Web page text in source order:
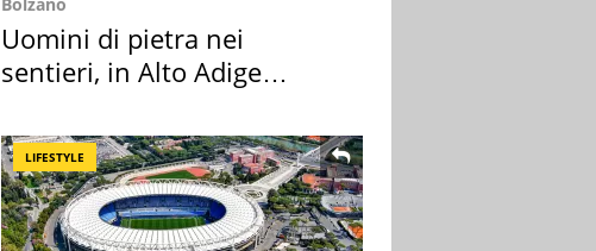
Uomini di pietra nei
sentieri, in Alto Adige
LIFESTYLE